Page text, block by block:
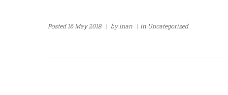
Posted 16 May 2018 | byinan | in Uncategorized